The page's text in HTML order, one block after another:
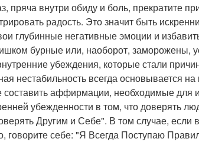
пряча внутри обиду и боль, прекратите
радость. Это значит быть
глубинные негативные эмоции и
бурные или, наоборот, заморожены,
убеждения, которые стали
нестабильность всегда основывается на
аффирмации, необходимые для
убежденности в том, что доверять
Другим и Себе". В том случае, если
говорите себе: "Я Всегда Поступаю